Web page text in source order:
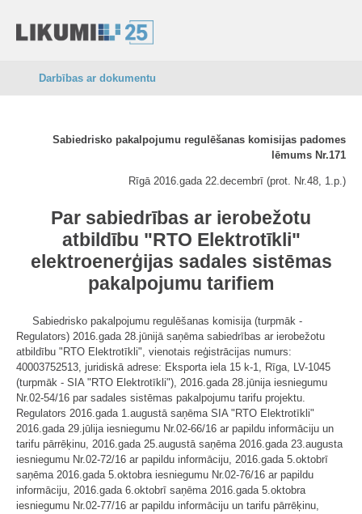
Darbības ar dokumentu
Sabiedrisko pakalpojumu regulēšanas komisijas padomes
lēmums Nr.171
Rīgā 2016.gada 22.decembrī (prot. Nr.48, 1.p.)
Par sabiedrības ar ierobežotu
atbildību "RTO Elektrotīkli"
elektroenerģijas sadales sistēmas
pakalpojumu tarifiem
Sabiedrisko pakalpojumu regulēšanas komisija (turpmāk -
Regulators) 2016.gada 28.jūnijā saņēma sabiedrības ar ierobežotu
atbildību "RTO Elektrotīkli", vienotais reģistrācijas numurs:
40003752513, juridiskā adrese: Eksporta iela 15 k-1, Rīga, LV-1045
(turpmāk - SIA "RTO Elektrotīkli"), 2016.gada 28.jūnija iesniegumu
Nr.02-54/16 par sadales sistēmas pakalpojumu tarifu projektu.
Regulators 2016.gada 1.augustā saņēma SIA "RTO Elektrotīkli"
2016.gada 29.jūlija iesniegumu Nr.02-66/16 ar papildu informāciju un
tarifu pārrēķinu, 2016.gada 25.augustā saņēma 2016.gada 23.augusta
iesniegumu Nr.02-72/16 ar papildu informāciju, 2016.gada 5.oktobrī
saņēma 2016.gada 5.oktobra iesniegumu Nr.02-76/16 ar papildu
informāciju, 2016.gada 6.oktobrī saņēma 2016.gada 5.oktobra
iesniegumu Nr.02-77/16 ar papildu informāciju un tarifu pārrēķinu,